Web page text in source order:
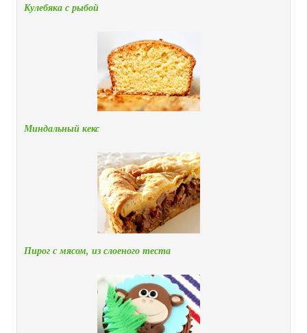
Кулебяка с рыбой
Миндальный кекс
Пирог с мясом, из слоеного теста